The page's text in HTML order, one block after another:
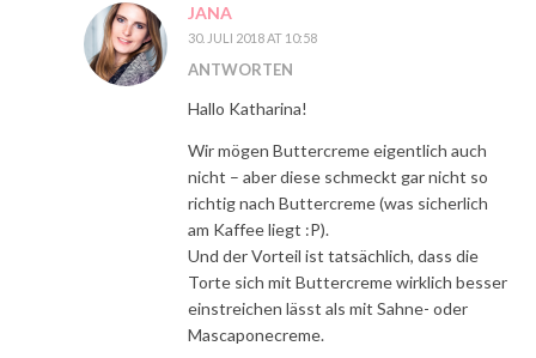
JANA
30. JULI 2018 AT 10:58
ANTWORTEN
Hallo Katharina!
Wir mögen Buttercreme eigentlich auch
nicht – aber diese schmeckt gar nicht so
richtig nach Buttercreme (was sicherlich
am Kaffee liegt :P).
Und der Vorteil ist tatsächlich, dass die
Torte sich mit Buttercreme wirklich besser
einstreichen lässt als mit Sahne- oder
Mascaponecreme.